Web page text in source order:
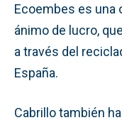
Ecoembes es una
ánimo de lucro,
a través del
España.
Cabrillo también